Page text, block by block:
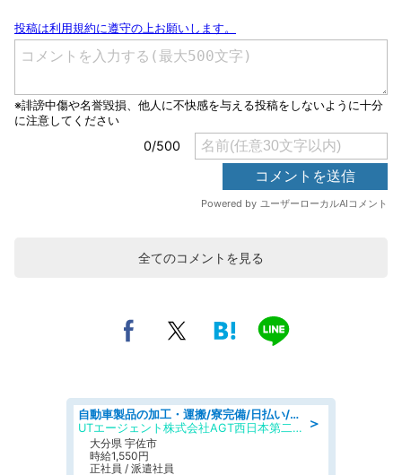
全てのコメントを見る
＞
自動車製品の加工・運搬/寮完備/日払い/工場・製造
UTエージェント株式会社AGT西日本第二CU
大分県 宇佐市
時給1,550円
正社員 / 派遣社員